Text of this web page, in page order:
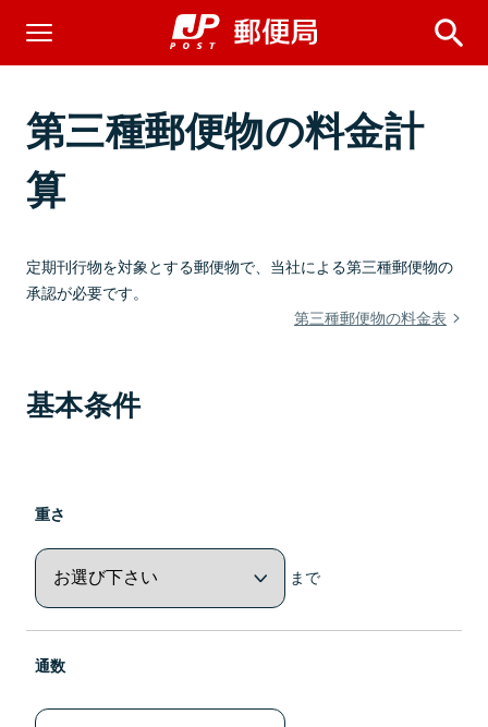
第三種郵便物の料金計
算
定期刊行物を対象とする郵便物で、当社による第三種郵便物の
承認が必要です。
第三種郵便物の料金表
基本条件
重さ
まで
通数